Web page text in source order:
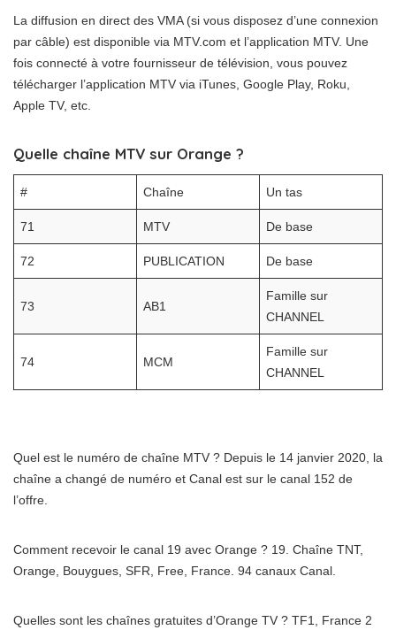
La diffusion en direct des VMA (si vous disposez d’une connexion
par câble) est disponible via MTV.com et l’application MTV. Une
fois connecté à votre fournisseur de télévision, vous pouvez
télécharger l’application MTV via iTunes, Google Play, Roku,
Apple TV, etc.
Quelle chaîne MTV sur Orange ?
# Chaîne Un tas
71 MTV De base
72 PUBLICATION De base
73 AB1
Famille sur
CHANNEL
74 MCM
Famille sur
CHANNEL
Quel est le numéro de chaîne MTV ? Depuis le 14 janvier 2020, la
chaîne a changé de numéro et Canal est sur le canal 152 de
l’offre.
Comment recevoir le canal 19 avec Orange ? 19. Chaîne TNT,
Orange, Bouygues, SFR, Free, France. 94 canaux Canal.
Quelles sont les chaînes gratuites d’Orange TV ? TF1, France 2